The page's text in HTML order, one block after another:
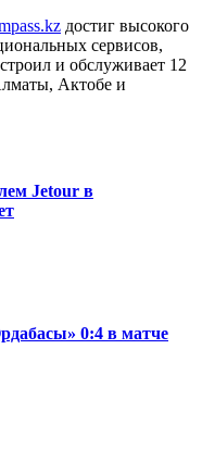
достиг высокого
сервисов,
и обслуживает 12
Актобе и
Jetour в
0:4 в матче